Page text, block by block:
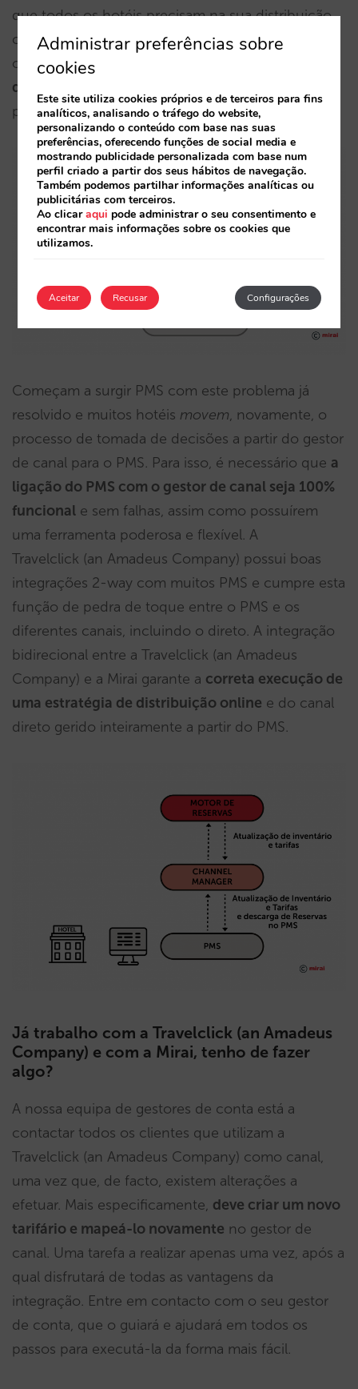
que todos os hotéis precisam na sua distribuição,
com cada vez mais poder e flexibilidade. Portanto,
o hoteleiro trabalha no
descarrega as reservas para o PMS
procedimento de check-in e de faturação.
Começam a surgir PMS com este problema já
resolvido e muitos hotéis movem, novamente, o
processo de tomada de decisões a partir do gestor
de canal para o PMS. Para isso, é necessário que a
ligação do PMS com o gestor de canal seja 100%
funcional e sem falhas, assim como possuírem
uma ferramenta poderosa e flexível. A
Travelclick (an Amadeus Company) possui boas
integrações 2-way com muitos PMS e cumpre esta
função de pedra de toque entre o PMS e os
diferentes canais, incluindo o direto. A integração
bidirecional entre a Travelclick (an Amadeus
Company) e a Mirai garante a correta execução de
uma estratégia de distribuição online e do canal
direto gerido inteiramente a partir do PMS.
Já trabalho com a Travelclick (an Amadeus
Company) e com a Mirai, tenho de fazer
algo?
A nossa equipa de gestores de conta está a
contactar todos os clientes que utilizam a
Travelclick (an Amadeus Company) como canal,
uma vez que, de facto, existem alterações a
efetuar. Mais especificamente, deve criar um novo
tarifário e mapeá-lo novamente no gestor de
canal. Uma tarefa a realizar apenas uma vez, após a
qual disfrutará de todas as vantagens da
integração. Entre em contacto com o seu gestor
de conta, que o guiará e ajudará em todos os
passos para executá-la da forma mais fácil.
Administrar preferências sobre
cookies
Este site utiliza cookies próprios e de terceiros para fins
analíticos, analisando o tráfego do website,
personalizando o conteúdo com base nas suas
preferências, oferecendo funções de social media e
mostrando publicidade personalizada com base num
perfil criado a partir dos seus hábitos de navegação.
Também podemos partilhar informações analíticas ou
publicitárias com terceiros.
Ao clicaraqui pode administrar o seu consentimento e
encontrar mais informações sobre os cookies que
utilizamos.
Aceitar Configurações
Recusar